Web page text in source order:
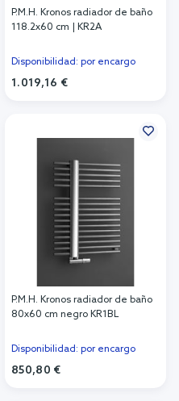
P.M.H. Kronos radiador de baño
118.2x60 cm | KR2A
Disponibilidad: por encargo
1.019,16 €
P.M.H. Kronos radiador de baño
80x60 cm negro KR1BL
Disponibilidad: por encargo
850,80 €